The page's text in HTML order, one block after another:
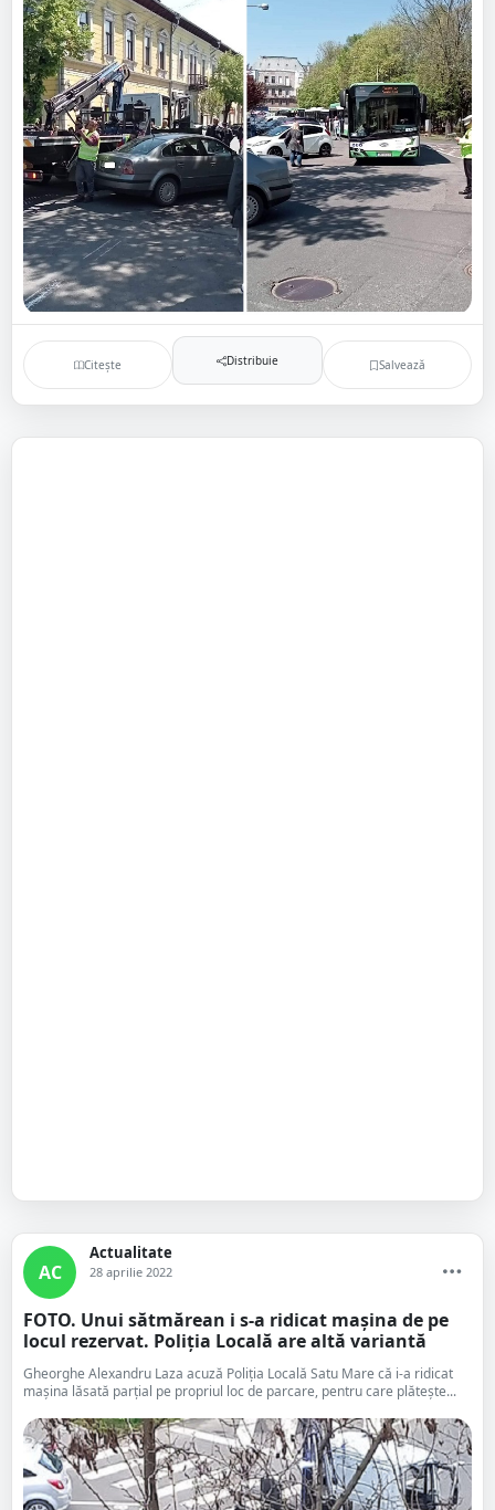
Citește Distribuie Salvează
AC
Actualitate
28 aprilie 2022
FOTO. Unui sătmărean i s-a ridicat mașina de pe
locul rezervat. Poliția Locală are altă variantă
Gheorghe Alexandru Laza acuză Poliția Locală Satu Mare că i-a ridicat
mașina lăsată parțial pe propriul loc de parcare, pentru care plătește...